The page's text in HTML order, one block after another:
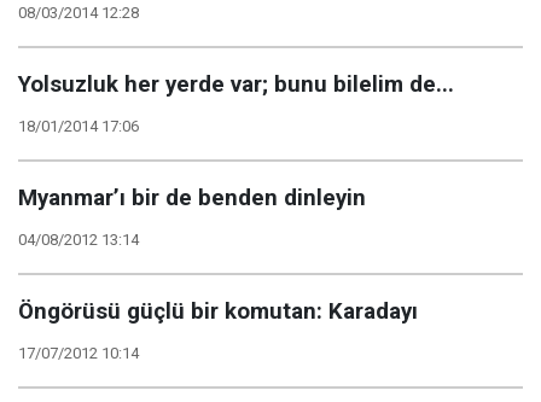
08/03/2014 12:28
Yolsuzluk her yerde var; bunu bilelim de...
18/01/2014 17:06
Myanmar’ı bir de benden dinleyin
04/08/2012 13:14
Öngörüsü güçlü bir komutan: Karadayı
17/07/2012 10:14